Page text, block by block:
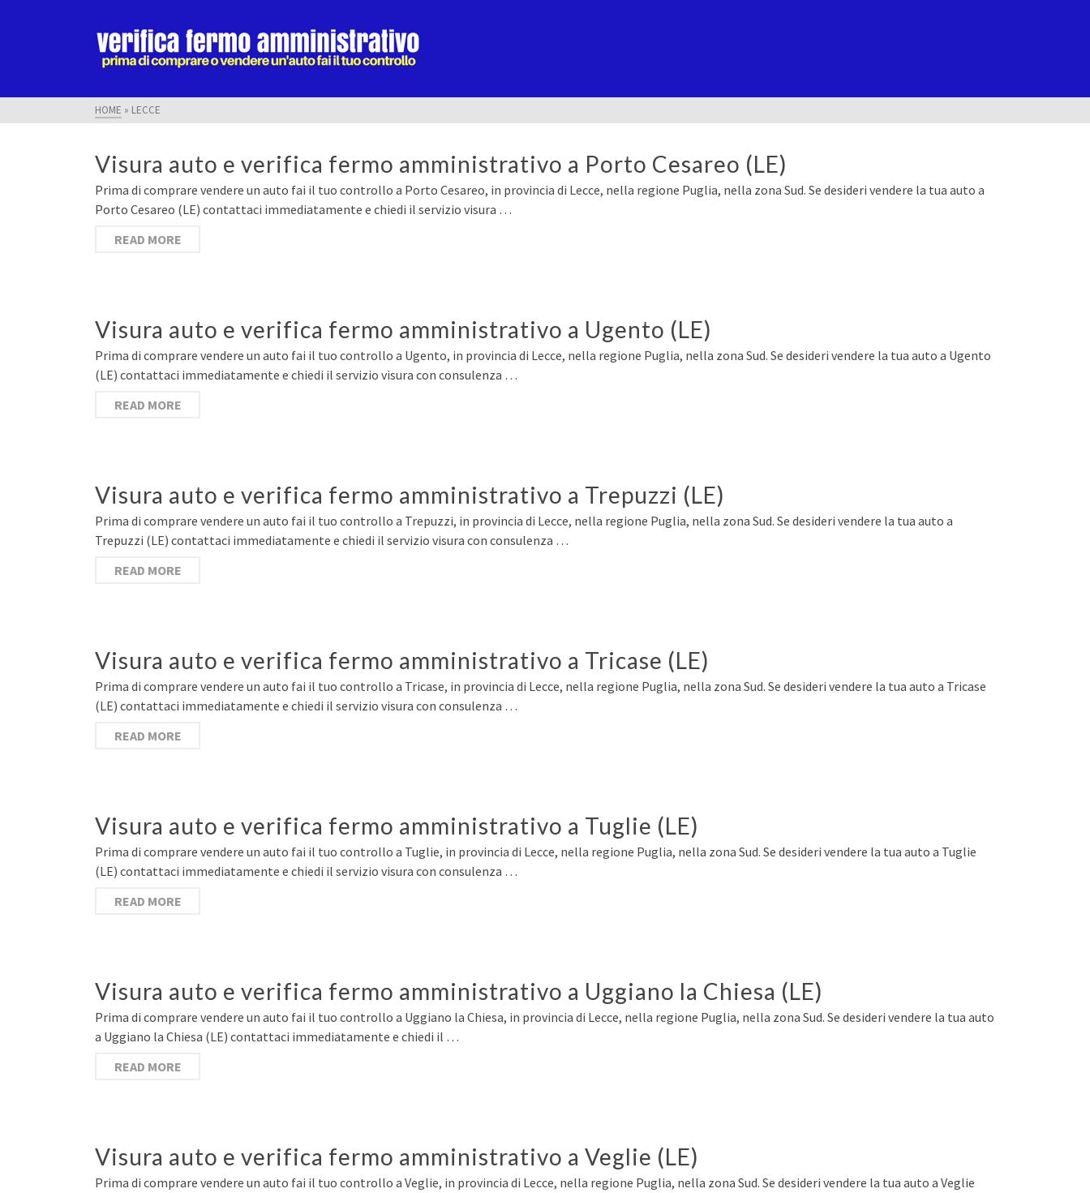
HOME » LECCE
Visura auto e verifica fermo amministrativo a Porto Cesareo (LE)
Prima di comprare vendere un auto fai il tuo controllo a Porto Cesareo, in provincia di Lecce, nella regione Puglia, nella zona Sud. Se desideri vendere la tua auto a
Porto Cesareo (LE) contattaci immediatamente e chiedi il servizio visura …
READ MORE
Visura auto e verifica fermo amministrativo a Ugento (LE)
Prima di comprare vendere un auto fai il tuo controllo a Ugento, in provincia di Lecce, nella regione Puglia, nella zona Sud. Se desideri vendere la tua auto a Ugento
(LE) contattaci immediatamente e chiedi il servizio visura con consulenza …
READ MORE
Visura auto e verifica fermo amministrativo a Trepuzzi (LE)
Prima di comprare vendere un auto fai il tuo controllo a Trepuzzi, in provincia di Lecce, nella regione Puglia, nella zona Sud. Se desideri vendere la tua auto a
Trepuzzi (LE) contattaci immediatamente e chiedi il servizio visura con consulenza …
READ MORE
Visura auto e verifica fermo amministrativo a Tricase (LE)
Prima di comprare vendere un auto fai il tuo controllo a Tricase, in provincia di Lecce, nella regione Puglia, nella zona Sud. Se desideri vendere la tua auto a Tricase
(LE) contattaci immediatamente e chiedi il servizio visura con consulenza …
READ MORE
Visura auto e verifica fermo amministrativo a Tuglie (LE)
Prima di comprare vendere un auto fai il tuo controllo a Tuglie, in provincia di Lecce, nella regione Puglia, nella zona Sud. Se desideri vendere la tua auto a Tuglie
(LE) contattaci immediatamente e chiedi il servizio visura con consulenza …
READ MORE
Visura auto e verifica fermo amministrativo a Uggiano la Chiesa (LE)
Prima di comprare vendere un auto fai il tuo controllo a Uggiano la Chiesa, in provincia di Lecce, nella regione Puglia, nella zona Sud. Se desideri vendere la tua auto
a Uggiano la Chiesa (LE) contattaci immediatamente e chiedi il …
READ MORE
Visura auto e verifica fermo amministrativo a Veglie (LE)
Prima di comprare vendere un auto fai il tuo controllo a Veglie, in provincia di Lecce, nella regione Puglia, nella zona Sud. Se desideri vendere la tua auto a Veglie